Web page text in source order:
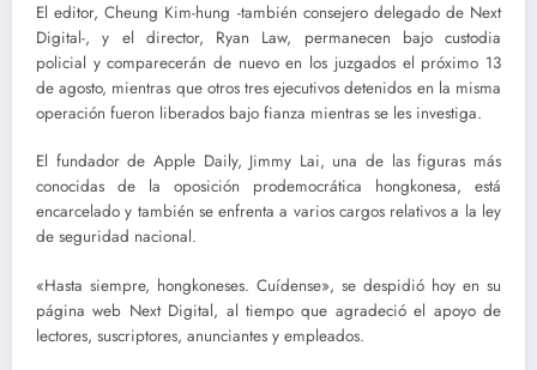
El editor, Cheung Kim-hung -también consejero delegado de Next
Digital-, y el director, Ryan Law, permanecen bajo custodia
policial y comparecerán de nuevo en los juzgados el próximo 13
de agosto, mientras que otros tres ejecutivos detenidos en la misma
operación fueron liberados bajo fianza mientras se les investiga.
El fundador de Apple Daily, Jimmy Lai, una de las figuras más
conocidas de la oposición prodemocrática hongkonesa, está
encarcelado y también se enfrenta a varios cargos relativos a la ley
de seguridad nacional.
«Hasta siempre, hongkoneses. Cuídense», se despidió hoy en su
página web Next Digital, al tiempo que agradeció el apoyo de
lectores, suscriptores, anunciantes y empleados.